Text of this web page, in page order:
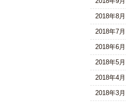
2018年8月
2018年7月
2018年6月
2018年5月
2018年4月
2018年3月